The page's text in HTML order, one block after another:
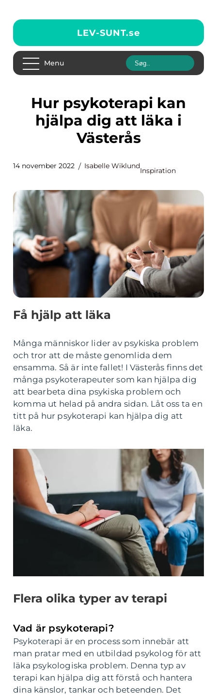
LEV-SUNT.se
Menu
Hur psykoterapi kan
hjälpa dig att läka i
Västerås
14 november 2022 Isabelle Wiklund
Inspiration
Få hjälp att läka
Många människor lider av psykiska problem
och tror att de måste genomlida dem
ensamma. Så är inte fallet! I Västerås finns det
många psykoterapeuter som kan hjälpa dig
att bearbeta dina psykiska problem och
komma ut helad på andra sidan. Låt oss ta en
titt på hur psykoterapi kan hjälpa dig att
läka.
Flera olika typer av terapi
Vad är psykoterapi?
Psykoterapi är en process som innebär att
man pratar med en utbildad psykolog för att
läka psykologiska problem. Denna typ av
terapi kan hjälpa dig att förstå och hantera
dina känslor, tankar och beteenden. Det